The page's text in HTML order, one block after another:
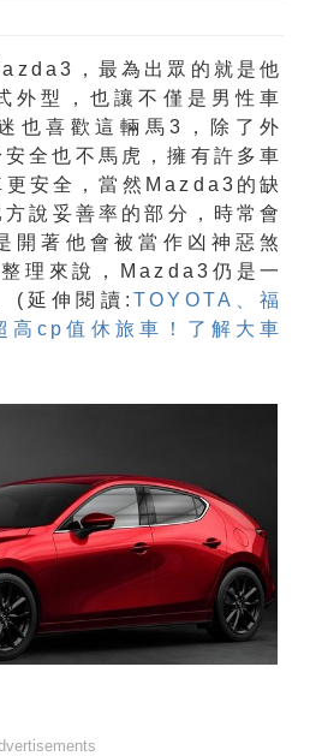
，最為出眾的就是他
外型，也讓不僅是男性車
也喜歡這輛馬3，除了外
全也不馬虎，擁有許多車
更安全，當然Mazda3的缺
說妥善率的部分，時常會
開著他會被當作凶神惡煞
理來說，Mazda3仍是一
(延伸閱讀:TOYOTA、福
cp值休旅車！了解大車